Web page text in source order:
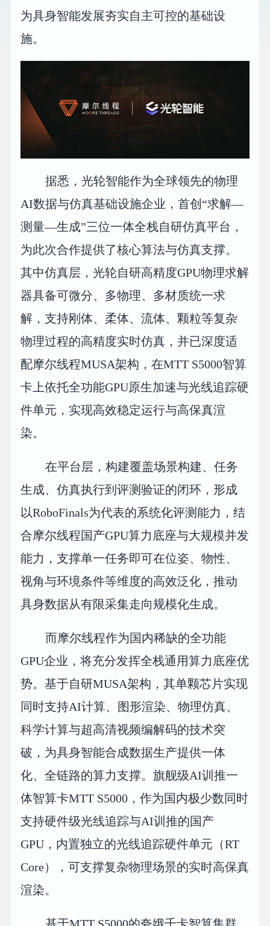
为具身智能发展夯实自主可控的基础设
施。
据悉，光轮智能作为全球领先的物理
AI数据与仿真基础设施企业，首创“求解—
测量—生成”三位一体全栈自研仿真平台，
为此次合作提供了核心算法与仿真支撑。
其中仿真层，光轮自研高精度GPU物理求解
器具备可微分、多物理、多材质统一求
解，支持刚体、柔体、流体、颗粒等复杂
物理过程的高精度实时仿真，并已深度适
配摩尔线程MUSA架构，在MTT S5000智算
卡上依托全功能GPU原生加速与光线追踪硬
件单元，实现高效稳定运行与高保真渲
染。
在平台层，构建覆盖场景构建、任务
生成、仿真执行到评测验证的闭环，形成
以RoboFinals为代表的系统化评测能力，结
合摩尔线程国产GPU算力底座与大规模并发
能力，支撑单一任务即可在位姿、物性、
视角与环境条件等维度的高效泛化，推动
具身数据从有限采集走向规模化生成。
而摩尔线程作为国内稀缺的全功能
GPU企业，将充分发挥全栈通用算力底座优
势。基于自研MUSA架构，其单颗芯片实现
同时支持AI计算、图形渲染、物理仿真、
科学计算与超高清视频编解码的技术突
破，为具身智能合成数据生产提供一体
化、全链路的算力支撑。旗舰级AI训推一
体智算卡MTT S5000，作为国内极少数同时
支持硬件级光线追踪与AI训推的国产
GPU，内置独立的光线追踪硬件单元（RT
Core），可支撑复杂物理场景的实时高保真
渲染。